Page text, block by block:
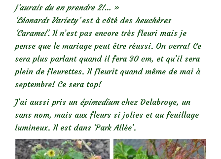
j’aurais du en prendre 2!… »
‘Léonards Variety’est à côté des heuchères
‘Caramel’. Il n’est pas encore très fleuri mais je
pense que le mariage peut être réussi. On verra! Ce
sera plus parlant quand il fera 30 cm, et qu’il sera
plein de fleurettes. Il fleurit quand même de mai à
septembre! Ce sera top!
J’ai aussi pris un épimediumchez Delabroye, un
sans nom, mais aux fleurs si jolies et au feuillage
lumineux. Il est dans ‘Park Allée’.